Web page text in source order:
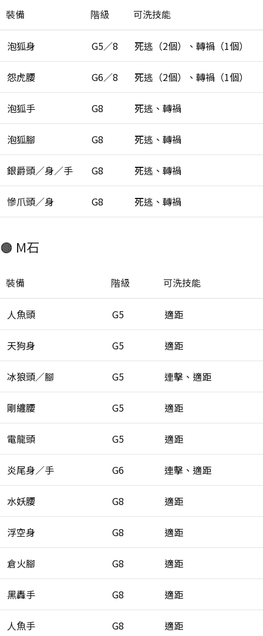
裝備 階級 可洗技能
泡狐身 G5／8 死逃（2個）、轉禍（1個）
怨虎腰 G6／8 死逃（2個）、轉禍（1個）
泡狐手 G8 死逃、轉禍
泡狐腳 G8 死逃、轉禍
銀爵頭／身／手 G8 死逃、轉禍
慘爪頭／身 G8 死逃、轉禍
🟤 M石
裝備 階級 可洗技能
人魚頭 G5 適距
天狗身 G5 適距
冰狼頭／腳 G5 連擊、適距
剛纏腰 G5 適距
電龍頭 G5 適距
炎尾身／手 G6 連擊、適距
水妖腰 G8 適距
浮空身 G8 適距
倉火腳 G8 適距
黑轟手 G8 適距
人魚手 G8 適距